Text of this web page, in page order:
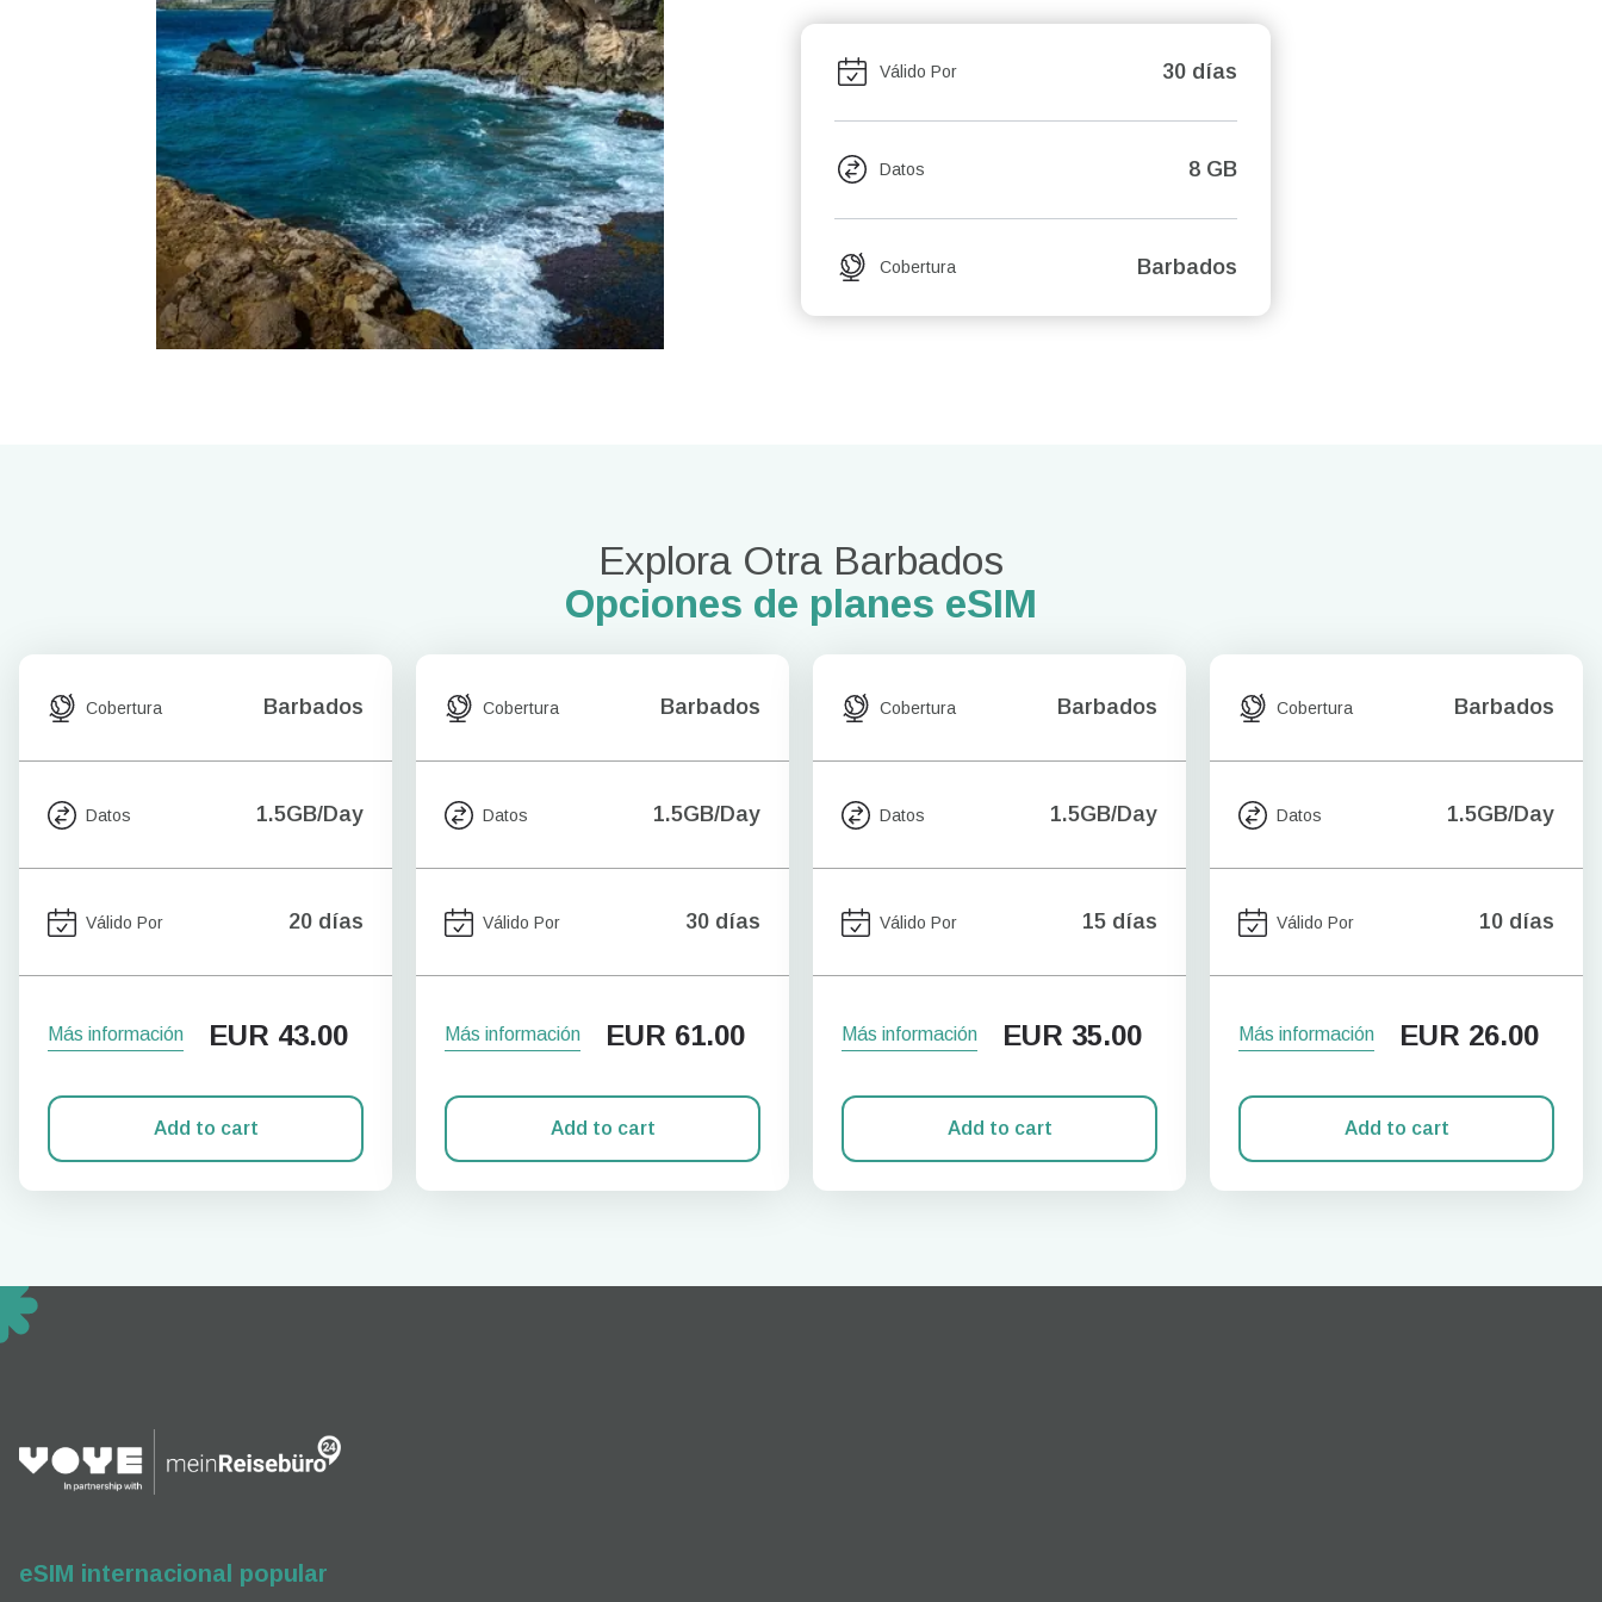
Válido Por 30 días
Datos 8 GB
Cobertura Barbados
Explora Otra Barbados
Opciones de planes eSIM
Cobertura Barbados
Datos 1.5GB/Day
Válido Por 20 días
Más información EUR 43.00
Add to cart
Cobertura Barbados
Datos 1.5GB/Day
Válido Por 30 días
Más información EUR 61.00
Add to cart
Cobertura Barbados
Datos 1.5GB/Day
Válido Por 15 días
Más información EUR 35.00
Add to cart
Cobertura Barbados
Datos 1.5GB/Day
Válido Por 10 días
Más información EUR 26.00
Add to cart
eSIM internacional popular